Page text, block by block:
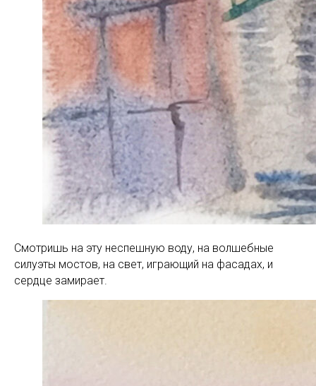
Смотришь на эту неспешную воду, на волшебные
силуэты мостов, на свет, играющий на фасадах, и
сердце замирает.